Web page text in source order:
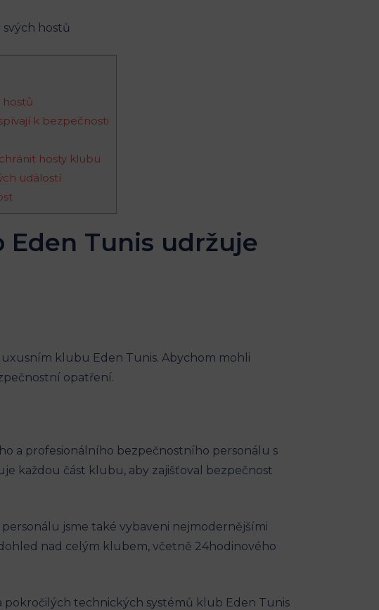
hostů
k bezpečnosti
hosty klubu
událostí
Eden Tunis udržuje
klubu Eden Tunis. Abychom mohli
opatření.
a profesionálního bezpečnostního personálu s
každou část klubu, aby zajišťoval bezpečnost
jsme také vybaveni nejmodernějšími
nad celým klubem, včetně 24hodinového
pokročilých technických systémů klub Eden Tunis